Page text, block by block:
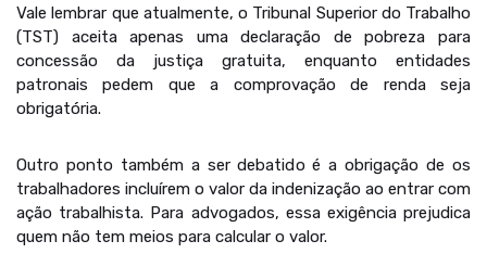
Vale lembrar que atualmente, o Tribunal Superior do Trabalho
(TST) aceita apenas uma declaração de pobreza para
concessão da justiça gratuita, enquanto entidades
patronais pedem que a comprovação de renda seja
obrigatória.
Outro ponto também a ser debatido é a obrigação de os
trabalhadores incluírem o valor da indenização ao entrar com
ação trabalhista. Para advogados, essa exigência prejudica
quem não tem meios para calcular o valor.